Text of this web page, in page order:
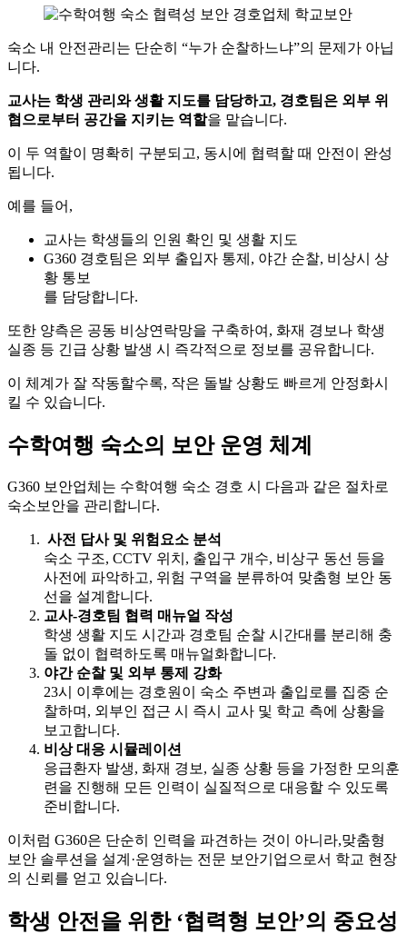
숙소 내 안전관리는 단순히 “누가 순찰하느냐”의 문제가 아닙
니다.
교사는 학생 관리와 생활 지도를 담당하고, 경호팀은 외부 위
협으로부터 공간을 지키는 역할을 맡습니다.
이 두 역할이 명확히 구분되고, 동시에 협력할 때 안전이 완성
됩니다.
예를 들어,
교사는 학생들의 인원 확인 및 생활 지도
G360 경호팀은 외부 출입자 통제, 야간 순찰, 비상시 상
황 통보
를 담당합니다.
또한 양측은 공동 비상연락망을 구축하여, 화재 경보나 학생
실종 등 긴급 상황 발생 시 즉각적으로 정보를 공유합니다.
이 체계가 잘 작동할수록, 작은 돌발 상황도 빠르게 안정화시
킬 수 있습니다.
수학여행 숙소의 보안 운영 체계
G360 보안업체는 수학여행 숙소 경호 시 다음과 같은 절차로
숙소보안을 관리합니다.
사전 답사 및 위험요소 분석
숙소 구조, CCTV 위치, 출입구 개수, 비상구 동선 등을
사전에 파악하고, 위험 구역을 분류하여 맞춤형 보안 동
선을 설계합니다.
교사-경호팀 협력 매뉴얼 작성
학생 생활 지도 시간과 경호팀 순찰 시간대를 분리해 충
돌 없이 협력하도록 매뉴얼화합니다.
야간 순찰 및 외부 통제 강화
23시 이후에는 경호원이 숙소 주변과 출입로를 집중 순
찰하며, 외부인 접근 시 즉시 교사 및 학교 측에 상황을
보고합니다.
비상 대응 시뮬레이션
응급환자 발생, 화재 경보, 실종 상황 등을 가정한 모의훈
련을 진행해 모든 인력이 실질적으로 대응할 수 있도록
준비합니다.
이처럼 G360은 단순히 인력을 파견하는 것이 아니라,맞춤형
보안 솔루션을 설계·운영하는 전문 보안기업으로서 학교 현장
의 신뢰를 얻고 있습니다.
학생 안전을 위한 ‘협력형 보안’의 중요성